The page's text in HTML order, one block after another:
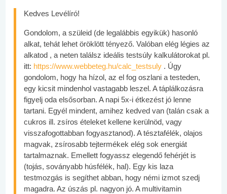
Kedves Levélíró!
Gondolom, a szüleid (de legalábbis egyikük) hasonló
alkat, tehát lehet öröklött tényező. Valóban elég légies az
alkatod , a neten találsz ideális testsúly kalkulátorokat pl.
itt: https://www.webbeteg.hu/calc_testsuly . Úgy
gondolom, hogy ha hízol, az el fog oszlani a testeden,
egy kicsit mindenhol vastagabb leszel. A táplálkozásra
figyelj oda elsősorban. A napi 5x-i étkezést jó lenne
tartani. Egyél mindent, amihez kedved van (talán csak a
cukros ill. zsíros ételeket kellene kerülnöd, vagy
visszafogottabban fogyasztanod). A tésztafélék, olajos
magvak, zsírosabb tejtermékek elég sok energiát
tartalmaznak. Emellett fogyassz elegendő fehérjét is
(tojás, soványabb húsfélék, hal). Egy kis laza
testmozgás is segíthet abban, hogy némi izmot szedj
magadra. Az úszás pl. nagyon jó. A multivitamin